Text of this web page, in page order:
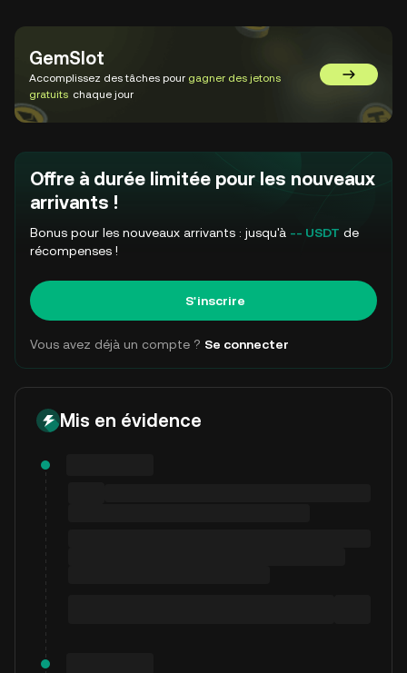
GemSlot
Accomplissez des tâches pour gagner des jetons
gratuits chaque jour
Aller sur
Offre à durée limitée pour les nouveaux
arrivants !
Bonus pour les nouveaux arrivants : jusqu'à -- USDT de
récompenses !
S'inscrire
Vous avez déjà un compte ? Se connecter
Mis en évidence